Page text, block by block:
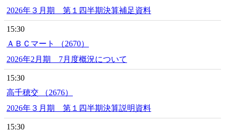
2026年３月期 第１四半期決算補足資料
15:30
ＡＢＣマート （2670）
2026年2月期 7月度概況について
15:30
高千穂交 （2676）
2026年３月期 第１四半期決算説明資料
15:30